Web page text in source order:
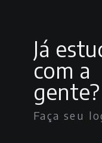
Já
com a
gente?
Faça seu